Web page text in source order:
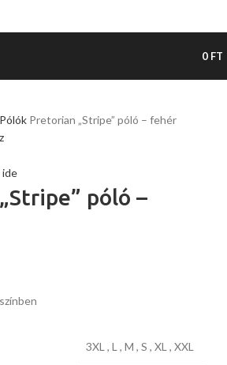
0 FT
Pólók Pretorian „Stripe” póló – fehér
póló –
3XL, L, M , S , XL, XXL